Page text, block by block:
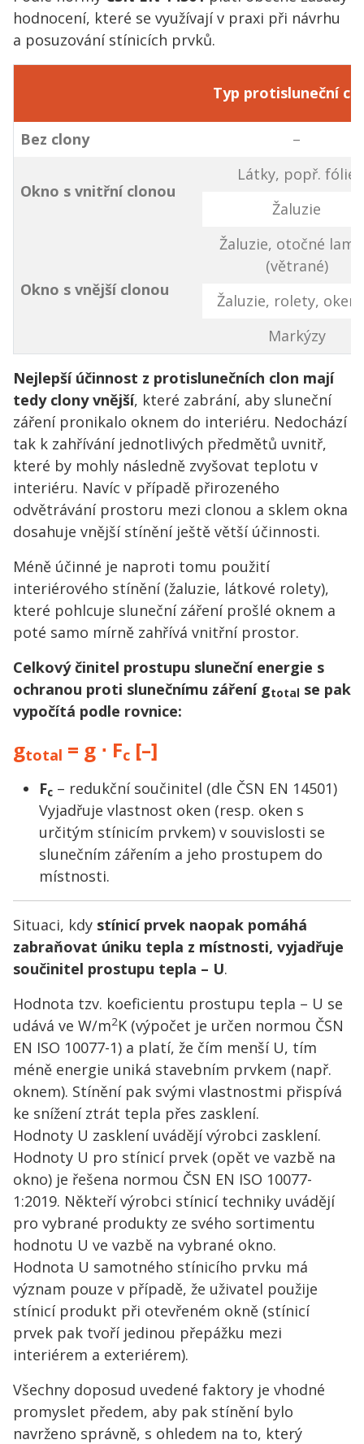
hodnocení, které se využívají v praxi při návrhu
a posuzování stínicích prvků.
Typ protisluneční
Bez clony –
Okno s vnitřní clonou
Látky, popř. fólie
Žaluzie
Okno s vnější clonou
Žaluzie, otočné
(větrané)
Žaluzie, rolety,
Markýzy
Nejlepší účinnost z protislunečních clon mají
tedy clony vnější, které zabrání, aby sluneční
záření pronikalo oknem do interiéru. Nedochází
tak k zahřívání jednotlivých předmětů uvnitř,
které by mohly následně zvyšovat teplotu v
interiéru. Navíc v případě přirozeného
odvětrávání prostoru mezi clonou a sklem okna
dosahuje vnější stínění ještě větší účinnosti.
Méně účinné je naproti tomu použití
interiérového stínění (žaluzie, látkové rolety),
které pohlcuje sluneční záření prošlé oknem a
poté samo mírně zahřívá vnitřní prostor.
Celkový činitel prostupu sluneční energie s
ochranou proti slunečnímu záření gtotal se pak
vypočítá podle rovnice:
gtotal = g ⋅ Fc [–]
Fc – redukční součinitel (dle ČSN EN 14501)
Vyjadřuje vlastnost oken (resp. oken s
určitým stínicím prvkem) v souvislosti se
slunečním zářením a jeho prostupem do
místnosti.
Situaci, kdy stínicí prvek naopak pomáhá
zabraňovat úniku tepla z místnosti, vyjadřuje
součinitel prostupu tepla – U.
Hodnota tzv. koeficientu prostupu tepla – U se
udává ve W/m2K (výpočet je určen normou ČSN
EN ISO 10077-1) a platí, že čím menší U, tím
méně energie uniká stavebním prvkem (např.
oknem). Stínění pak svými vlastnostmi přispívá
ke snížení ztrát tepla přes zasklení.
Hodnoty U zasklení uvádějí výrobci zasklení.
Hodnoty U pro stínicí prvek (opět ve vazbě na
okno) je řešena normou ČSN EN ISO 10077-
1:2019. Někteří výrobci stínicí techniky uvádějí
pro vybrané produkty ze svého sortimentu
hodnotu U ve vazbě na vybrané okno.
Hodnota U samotného stínicího prvku má
význam pouze v případě, že uživatel použije
stínicí produkt při otevřeném okně (stínicí
prvek pak tvoří jedinou přepážku mezi
interiérem a exteriérem).
Všechny doposud uvedené faktory je vhodné
promyslet předem, aby pak stínění bylo
navrženo správně, s ohledem na to, který